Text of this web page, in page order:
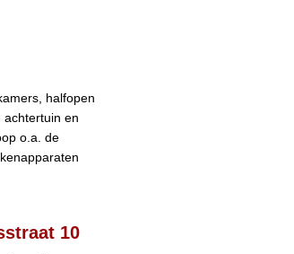
halfopen
achtertuin en
o.a. de
10